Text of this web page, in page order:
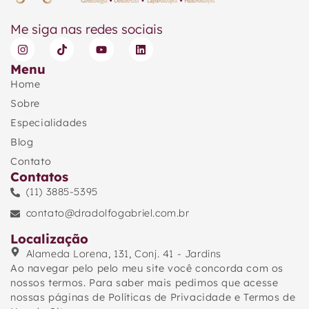
Me siga nas redes sociais
Menu
Home
Sobre
Especialidades
Blog
Contato
Contatos
(11) 3885-5395
contato@dradolfogabriel.com.br
Localização
Alameda Lorena, 131, Conj. 41 - Jardins
Ao navegar pelo pelo meu site você concorda com os
nossos termos. Para saber mais pedimos que acesse
nossas páginas de Políticas de Privacidade e Termos de